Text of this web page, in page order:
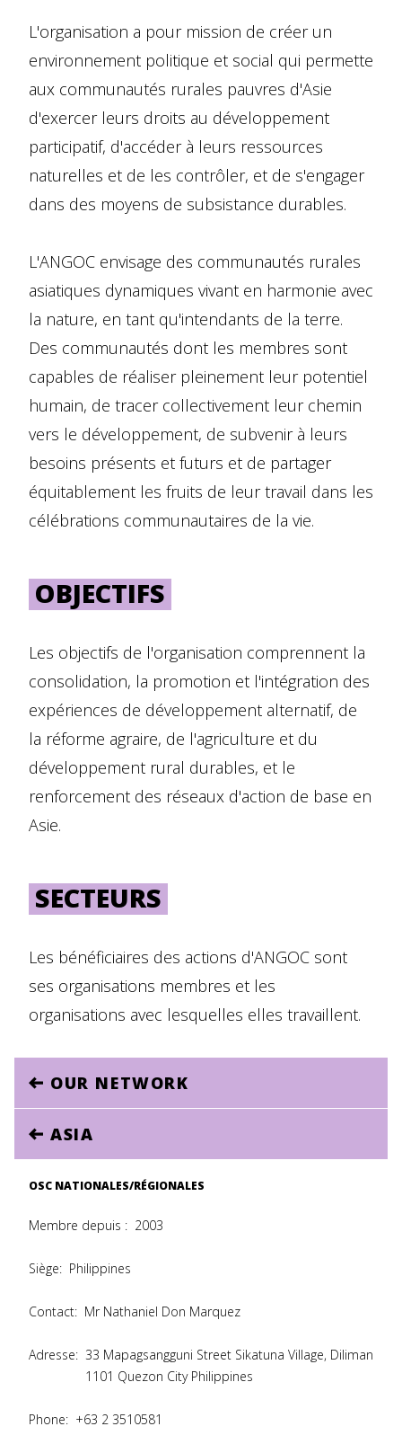
L'organisation a pour mission de créer un
environnement politique et social qui permette
aux communautés rurales pauvres d'Asie
d'exercer leurs droits au développement
participatif, d'accéder à leurs ressources
naturelles et de les contrôler, et de s'engager
dans des moyens de subsistance durables.
L'ANGOC envisage des communautés rurales
asiatiques dynamiques vivant en harmonie avec
la nature, en tant qu'intendants de la terre.
Des communautés dont les membres sont
capables de réaliser pleinement leur potentiel
humain, de tracer collectivement leur chemin
vers le développement, de subvenir à leurs
besoins présents et futurs et de partager
équitablement les fruits de leur travail dans les
célébrations communautaires de la vie.
OBJECTIFS
Les objectifs de l'organisation comprennent la
consolidation, la promotion et l'intégration des
expériences de développement alternatif, de
la réforme agraire, de l'agriculture et du
développement rural durables, et le
renforcement des réseaux d'action de base en
Asie.
SECTEURS
Les bénéficiaires des actions d'ANGOC sont
ses organisations membres et les
organisations avec lesquelles elles travaillent.
OUR NETWORK
ASIA
OSC NATIONALES/RÉGIONALES
Membre depuis : 2003
Siège: Philippines
Contact: Mr Nathaniel Don Marquez
Adresse: 33 Mapagsangguni Street Sikatuna Village, Diliman
1101 Quezon City Philippines
Phone: +63 2 3510581